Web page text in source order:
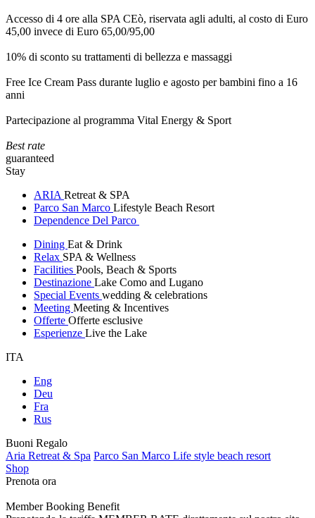
Accesso di 4 ore alla SPA CEò, riservata agli adulti, al costo di Euro
45,00 invece di Euro 65,00/95,00
10% di sconto su trattamenti di bellezza e massaggi
Free Ice Cream Pass durante luglio e agosto per bambini fino a 16
anni
Partecipazione al programma Vital Energy & Sport
Best rate
guaranteed
Stay
ARIA Retreat & SPA
Parco San Marco Lifestyle Beach Resort
Dependence Del Parco
Dining Eat & Drink
Relax SPA & Wellness
Facilities Pools, Beach & Sports
Destinazione Lake Como and Lugano
Special Events wedding & celebrations
Meeting Meeting & Incentives
Offerte Offerte esclusive
Esperienze Live the Lake
ITA
Eng
Deu
Fra
Rus
Buoni Regalo
Aria Retreat & Spa Parco San Marco Life style beach resort
Shop
Prenota ora
Member Booking Benefit